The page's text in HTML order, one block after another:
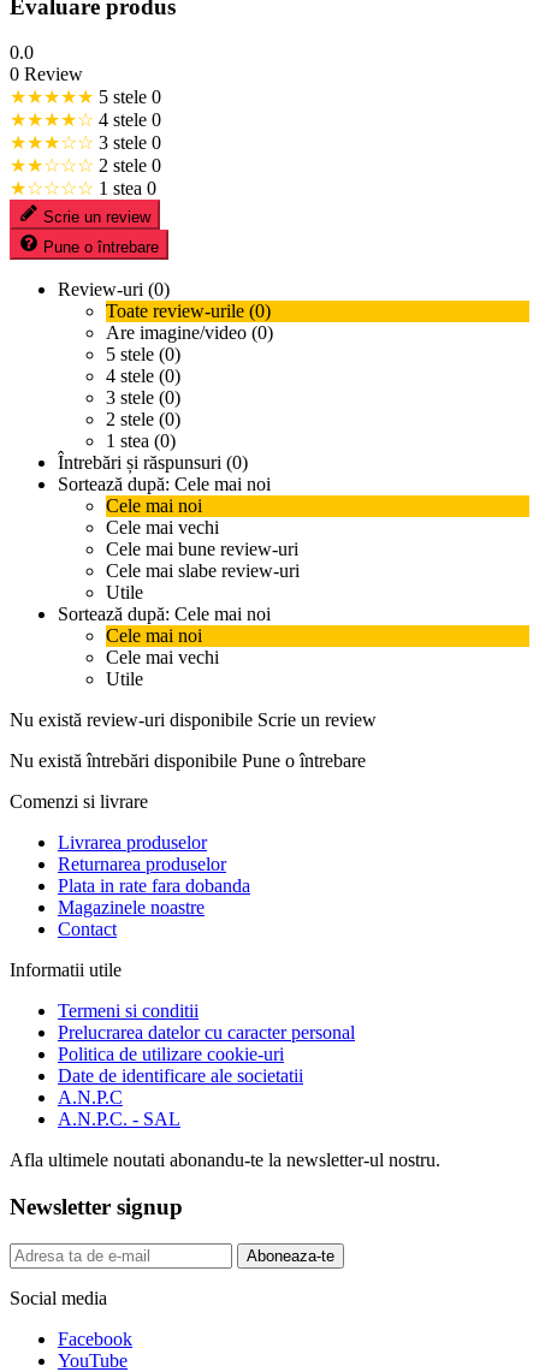
Evaluare produs
0.0
0 Review
★★★★★ 5 stele 0
★★★★☆ 4 stele 0
★★★☆☆ 3 stele 0
★★☆☆☆ 2 stele 0
★☆☆☆☆ 1 stea 0
Scrie un review
Pune o întrebare
Review-uri (0)
Toate review-urile (0)
Are imagine/video (0)
5 stele (0)
4 stele (0)
3 stele (0)
2 stele (0)
1 stea (0)
Întrebări și răspunsuri (0)
Sortează după: Cele mai noi
Cele mai noi
Cele mai vechi
Cele mai bune review-uri
Cele mai slabe review-uri
Utile
Sortează după: Cele mai noi
Cele mai noi
Cele mai vechi
Utile
Nu există review-uri disponibile Scrie un review
Nu există întrebări disponibile Pune o întrebare
Comenzi si livrare
Livrarea produselor
Returnarea produselor
Plata in rate fara dobanda
Magazinele noastre
Contact
Informatii utile
Termeni si conditii
Prelucrarea datelor cu caracter personal
Politica de utilizare cookie-uri
Date de identificare ale societatii
A.N.P.C
A.N.P.C. - SAL
Afla ultimele noutati abonandu-te la newsletter-ul nostru.
Newsletter signup
Aboneaza-te
Social media
Facebook
YouTube